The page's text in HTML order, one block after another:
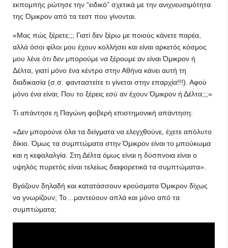
εκπομπής ρώτησε την “ειδικό” σχετικά με την ανιχνευσιμότητα
της Όμικρον από τα τεστ που γίνονται.
«Μας πώς ξέρετε;;; Γιατί δεν ξέρω με ποιούς κάνετε παρέα,
αλλά όσοι φίλοι μου έχουν κολλήσει και είναι αρκετός κόσμος
μου λένε ότι δεν μπορούμε να ξέρουμε αν είναι Όμικρον ή
Δέλτα, γιατί μόνο ένα κέντρο στην Αθήνα κάνει αυτή τη
διαδικασία (σ.σ. φανταστείτε τι γίνεται στην επαρχία!!!). Αφού
μόνο ένα είναι; Που το ξέρεις εσύ αν έχουν Όμικρον ή Δέλτα;;;»
Τι απάντησε η Παγώνη φοβερή επιστημονική απάντηση:
«Δεν μπορούνε όλα τα δείγματα να ελεγχθούνε, έχετε απόλυτο
δίκιο. Όμως τα συμπτώματα στην Όμικρον είναι το μπούκωμα
και η κεφαλαλγία. Στη Δέλτα όμως είναι η δύσπνοια είναι ο
υψηλός πυρετός είναι τελείως διαφορετικά τα συμπτώματα».
Βγάζουν δηλαδή και κατατάσσουν κρούσματα Όμικρον δίχως
να γνωρίζουν; Το…μαντεύουν απλά και μόνο από τα
συμπτώματα;